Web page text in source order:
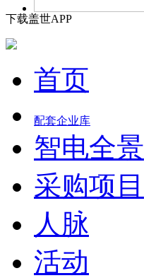
下载盖世APP
首页
配套企业库
智电全景
采购项目
人脉
活动